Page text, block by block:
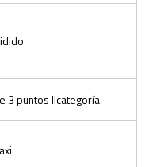
3 puntos IIcategoría